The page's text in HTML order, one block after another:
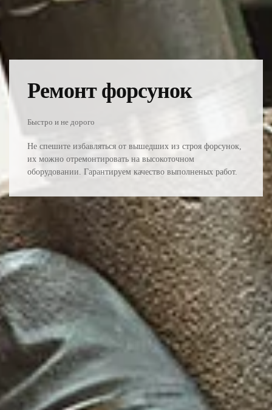
Ремонт форсунок
Быстро и не дорого
Не спешите избавляться от вышедших из строя форсунок,
их можно отремонтировать на высокоточном
оборудовании. Гарантируем качество выполненых работ.